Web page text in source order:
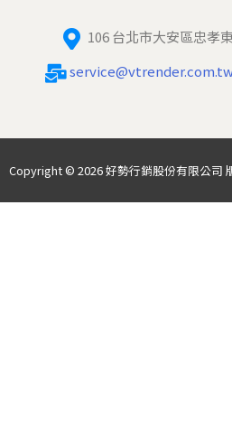
106 台北市大安區忠孝
Copyright © 2026 好勢行銷股份有限公司 版